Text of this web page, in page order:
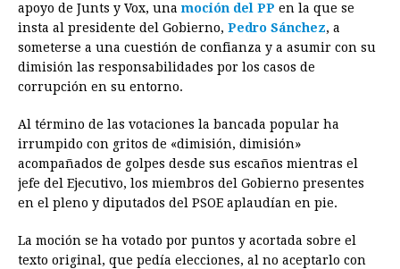
e
b
o
k
s
e
n
e
r
t
s
A
p
e
a
d
t
e
r
s
k
e
d
n
i
l
n
t
L
apoyo de Junts y Vox, unamoción del PP en la que se
insta al presidente del Gobierno, Pedro Sánchez, a
someterse a una cuestión de confianza y a asumir con su
dimisión las responsabilidades por los casos de
corrupción en su entorno.
Al término de las votaciones la bancada popular ha
irrumpido con gritos de «dimisión, dimisión»
acompañados de golpes desde sus escaños mientras el
jefe del Ejecutivo, los miembros del Gobierno presentes
en el pleno y diputados del PSOE aplaudían en pie.
La moción se ha votado por puntos y acortada sobre el
texto original, que pedía elecciones, al no aceptarlo con